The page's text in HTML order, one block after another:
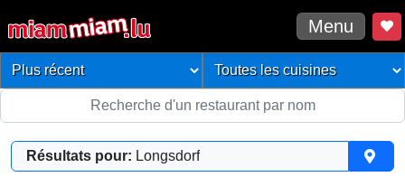
Menu
Résultats pour: Longsdorf